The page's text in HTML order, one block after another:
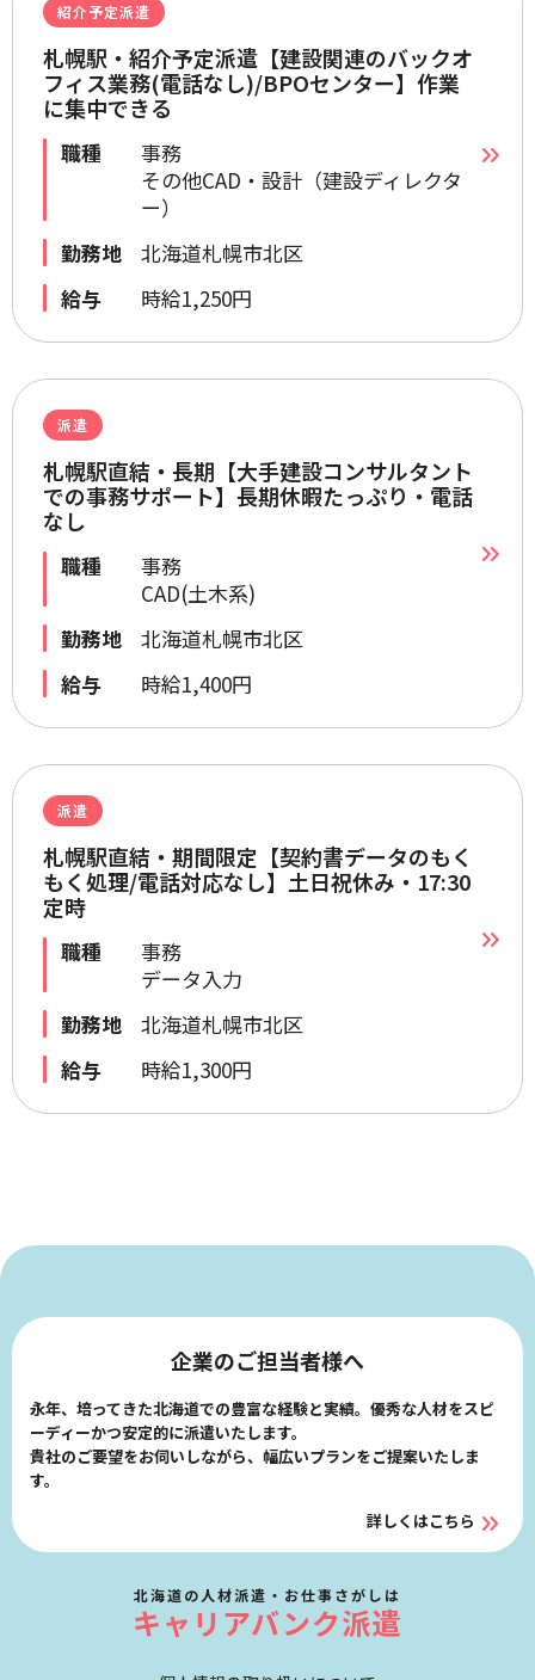
紹介予定派遣
札幌駅・紹介予定派遣【建設関連のバックオ
フィス業務(電話なし)/BPOセンター】作業
に集中できる
職種
事務
その他CAD・設計（建設ディレクタ
ー）
勤務地
北海道札幌市北区
給与
時給1,250円
派遣
札幌駅直結・長期【大手建設コンサルタント
での事務サポート】長期休暇たっぷり・電話
なし
職種
事務
CAD(土木系)
勤務地
北海道札幌市北区
給与
時給1,400円
派遣
札幌駅直結・期間限定【契約書データのもく
もく処理/電話対応なし】土日祝休み・17:30
定時
職種
事務
データ入力
勤務地
北海道札幌市北区
給与
時給1,300円
企業のご担当者様へ
永年、培ってきた北海道での豊富な経験と実績。優秀な人材をスピ
ーディーかつ安定的に派遣いたします。
貴社のご要望をお伺いしながら、幅広いプランをご提案いたしま
す。
詳しくはこちら
北海道の人材派遣・お仕事さがしは
キャリアバンク派遣